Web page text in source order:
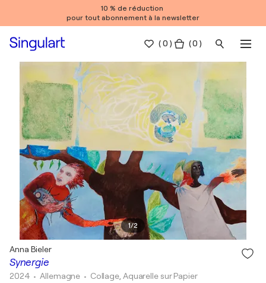
10 % de réduction
pour tout abonnement à la newsletter
(0 ) ( 0 )
1/2
Synergie
Anna Bieler
2024 • Allemagne • Collage, Aquarelle sur Papier